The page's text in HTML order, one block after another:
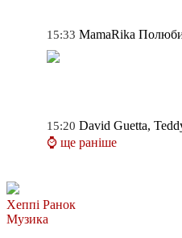
15:33 MamaRika
15:20 David Guetta,
⌚ ще раніше
Хеппі Ранок
Музика